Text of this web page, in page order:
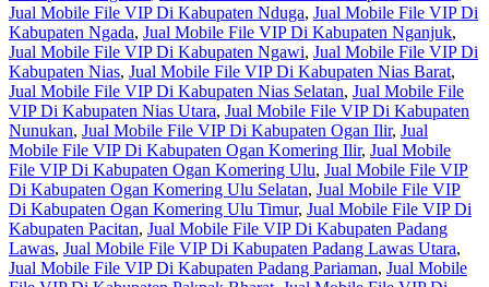
Jual Mobile File VIP Di Kabupaten Nduga, Jual Mobile File VIP Di
Kabupaten Ngada, Jual Mobile File VIP Di Kabupaten Nganjuk,
Jual Mobile File VIP Di Kabupaten Ngawi, Jual Mobile File VIP Di
Kabupaten Nias, Jual Mobile File VIP Di Kabupaten Nias Barat,
Jual Mobile File VIP Di Kabupaten Nias Selatan, Jual Mobile File
VIP Di Kabupaten Nias Utara, Jual Mobile File VIP Di Kabupaten
Nunukan, Jual Mobile File VIP Di Kabupaten Ogan Ilir, Jual
Mobile File VIP Di Kabupaten Ogan Komering Ilir, Jual Mobile
File VIP Di Kabupaten Ogan Komering Ulu, Jual Mobile File VIP
Di Kabupaten Ogan Komering Ulu Selatan, Jual Mobile File VIP
Di Kabupaten Ogan Komering Ulu Timur, Jual Mobile File VIP Di
Kabupaten Pacitan, Jual Mobile File VIP Di Kabupaten Padang
Lawas, Jual Mobile File VIP Di Kabupaten Padang Lawas Utara,
Jual Mobile File VIP Di Kabupaten Padang Pariaman, Jual Mobile